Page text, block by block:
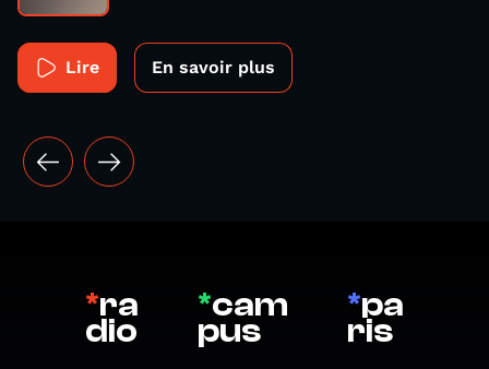
Lire En savoir plus
*ra
dio
*cam
pus
*pa
ris